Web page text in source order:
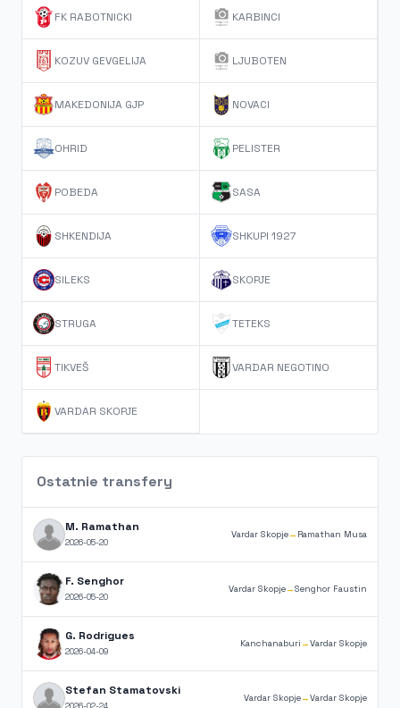
FK RABOTNICKI KARBINCI
KOZUV GEVGELIJA LJUBOTEN
MAKEDONIJA GJP NOVACI
OHRID PELISTER
POBEDA SASA
SHKENDIJA SHKUPI 1927
SILEKS SKOPJE
STRUGA TETEKS
TIKVEŠ VARDAR NEGOTINO
VARDAR SKOPJE
Ostatnie transfery
M. Ramathan
2026-05-20
Vardar Skopje→ Ramathan Musa
F. Senghor
2026-05-20
Vardar Skopje→Senghor Faustin
G. Rodrigues
2026-04-09
Kanchanaburi →Vardar Skopje
Stefan Stamatovski
Vardar Skopje→Vardar Skopje